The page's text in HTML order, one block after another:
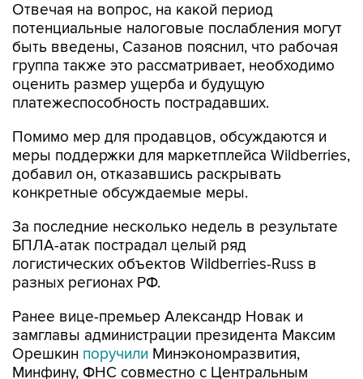
Отвечая на вопрос, на какой период
потенциальные налоговые послабления могут
быть введены, Сазанов пояснил, что рабочая
группа также это рассматривает, необходимо
оценить размер ущерба и будущую
платежеспособность пострадавших.
Помимо мер для продавцов, обсуждаются и
меры поддержки для маркетплейса Wildberries,
добавил он, отказавшись раскрывать
конкретные обсуждаемые меры.
За последние несколько недель в результате
БПЛА-атак пострадал целый ряд
логистических объектов Wildberries-Russ в
разных регионах РФ.
Ранее вице-премьер Александр Новак и
замглавы администрации президента Максим
Орешкин поручили Минэкономразвития,
Минфину, ФНС совместно с Центральным